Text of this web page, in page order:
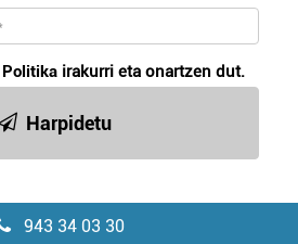
Politika irakurri eta onartzen dut.
Harpidetu
943 34 03 30